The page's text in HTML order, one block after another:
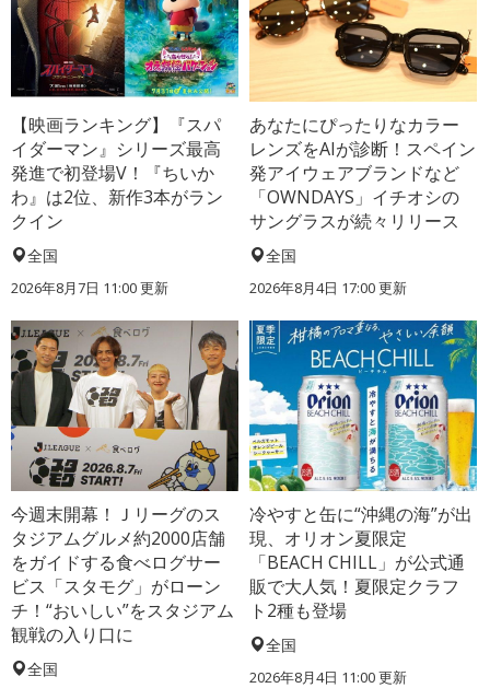
【映画ランキング】『スパ
イダーマン』シリーズ最高
発進で初登場V！『ちいか
わ』は2位、新作3本がラン
クイン
全国
2026年8月7日 11:00更新
あなたにぴったりなカラー
レンズをAIが診断！スペイン
発アイウェアブランドなど
「OWNDAYS」イチオシの
サングラスが続々リリース
全国
2026年8月4日 17:00更新
今週末開幕！Ｊリーグのス
タジアムグルメ約2000店舗
をガイドする食べログサー
ビス「スタモグ」がローン
チ！“おいしい”をスタジアム
観戦の入り口に
全国
冷やすと缶に“沖縄の海”が出
現、オリオン夏限定
「BEACH CHILL」が公式通
販で大人気！夏限定クラフ
ト2種も登場
全国
2026年8月4日 11:00更新